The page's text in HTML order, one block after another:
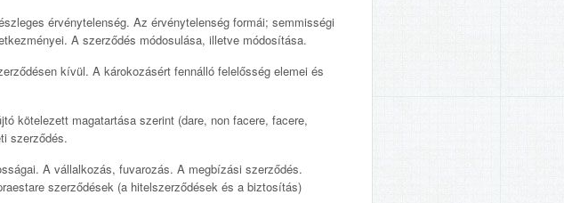
érvénytelenség. Az érvénytelenség formái; semmisségi
A szerződés módosulása, illetve módosítása.
kívül. A károkozásért fennálló felelősség elemei és
kötelezett magatartása szerint (dare, non facere, facere,
szerződés.
A vállalkozás, fuvarozás. A megbízási szerződés.
szerződések (a hitelszerződések és a biztosítás)